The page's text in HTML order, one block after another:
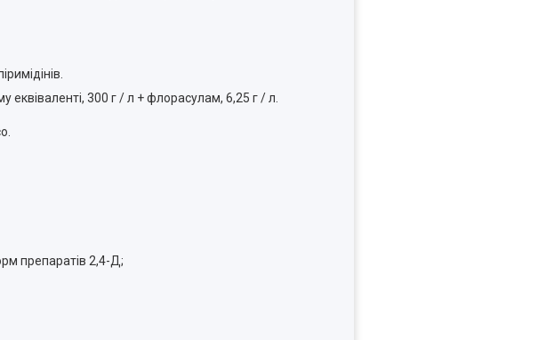
еквіваленті, 300 г / л + флорасулам, 6,25 г / л.
препаратів 2,4-Д;